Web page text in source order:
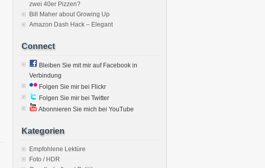
zwei 40er Pizzen?
Bill Maher about Growing Up
Amazon Dash Hack – Elegant
Connect
Bleiben Sie mit mir auf Facebook in
Verbindung
Folgen Sie mir bei Flickr
Folgen Sie mir bei Twitter
Abonnieren Sie mich bei YouTube
Kategorien
Empfohlene Lektüre
Foto / HDR